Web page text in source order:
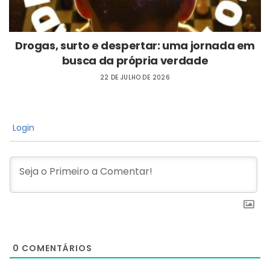
Drogas, surto e despertar: uma jornada em
busca da própria verdade
22 DE JULHO DE 2026
Login
0 COMENTÁRIOS